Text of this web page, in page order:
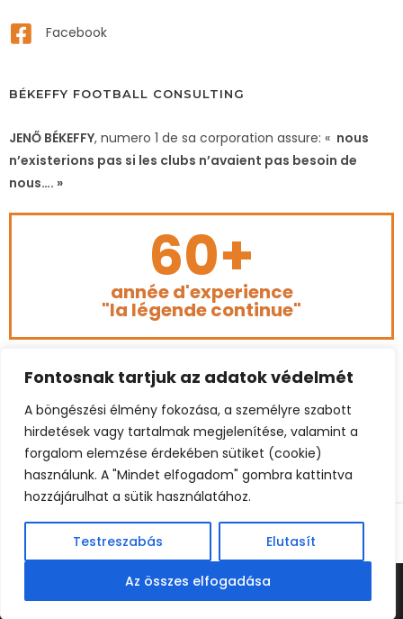
Fontosnak tartjuk az adatok védelmét
A böngészési élmény fokozása, a személyre szabott
hirdetések vagy tartalmak megjelenítése, valamint a
forgalom elemzése érdekében sütiket (cookie)
használunk. A "Mindet elfogadom" gombra kattintva
hozzájárulhat a sütik használatához.
Testreszabás Elutasít
Az összes elfogadása
Facebook
BÉKEFFY FOOTBALL CONSULTING
JENŐ BÉKEFFY, numero 1 de sa corporation assure: « nous
n’existerions pas si les clubs n’avaient pas besoin de
nous…. »
60+
année d'experience
"la légende continue"
© 2023 BÉKEFFY FOOTBALL CONSULTING. ALL RIGHTS
© BEKEFFY FOOTBALL CONSULTING | BELGIUM: +32 485 862260
| HUNGARY: +3620 967 4795 (HU) | E-MAIL:
INFO@BEKEFFY.COM